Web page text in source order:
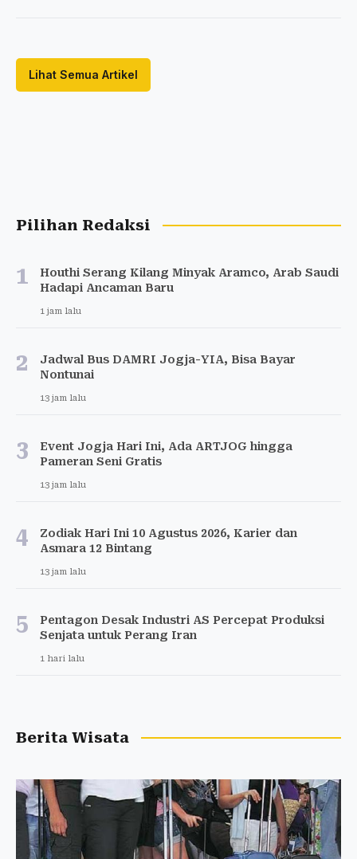
Lihat Semua Artikel
Pilihan Redaksi
1
Houthi Serang Kilang Minyak Aramco, Arab Saudi
Hadapi Ancaman Baru
1 jam lalu
2
Jadwal Bus DAMRI Jogja-YIA, Bisa Bayar
Nontunai
13 jam lalu
3
Event Jogja Hari Ini, Ada ARTJOG hingga
Pameran Seni Gratis
13 jam lalu
4
Zodiak Hari Ini 10 Agustus 2026, Karier dan
Asmara 12 Bintang
13 jam lalu
5
Pentagon Desak Industri AS Percepat Produksi
Senjata untuk Perang Iran
1 hari lalu
Berita Wisata